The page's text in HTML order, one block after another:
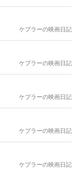
ケプラーの映画日記
ケプラーの映画日記
ケプラーの映画日記
ケプラーの映画日記
ケプラーの映画日記